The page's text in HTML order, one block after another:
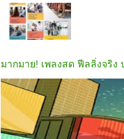
มากมาย! เพลงสด ฟีลลิ่งจริง